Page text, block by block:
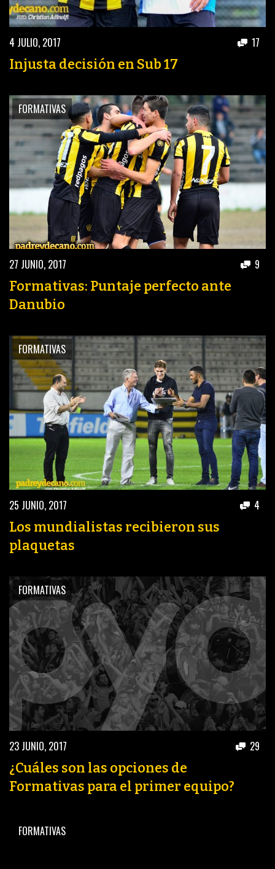
4 JULIO, 2017 17
Injusta decisión en Sub 17
FORMATIVAS
27 JUNIO, 2017 9
Formativas: Puntaje perfecto ante
Danubio
FORMATIVAS
25 JUNIO, 2017 4
Los mundialistas recibieron sus
plaquetas
FORMATIVAS
23 JUNIO, 2017 29
¿Cuáles son las opciones de
Formativas para el primer equipo?
FORMATIVAS